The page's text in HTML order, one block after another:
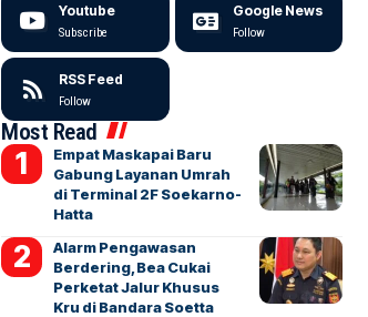
Youtube
Subscribe
Google News
Follow
RSS Feed
Follow
Most Read
Empat Maskapai Baru
Gabung Layanan Umrah
di Terminal 2F Soekarno-
Hatta
Alarm Pengawasan
Berdering, Bea Cukai
Perketat Jalur Khusus
Kru di Bandara Soetta